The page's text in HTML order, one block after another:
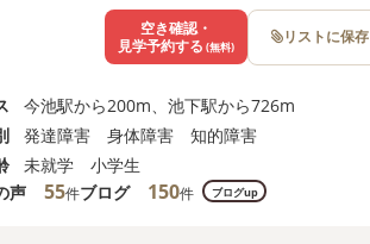
今池駅から200m、池下駅から726m
発達障害 身体障害 知的障害
未就学 小学生
声
55件ブログ 150件 ブログup
空き確認・
見学予約する (無料) リストに保存